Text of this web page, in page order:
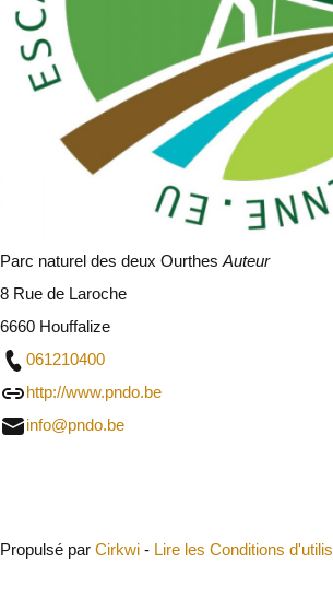
Parc naturel des deux Ourthes Auteur
8 Rue de Laroche
6660 Houffalize
061210400
http://www.pndo.be
info@pndo.be
Propulsé par Cirkwi - Lire les Conditions